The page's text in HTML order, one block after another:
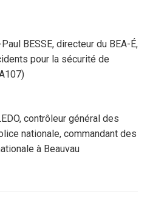
BESSE, directeur du BEA-É,
pour la sécurité de
contrôleur général des
nationale, commandant des
à Beauvau